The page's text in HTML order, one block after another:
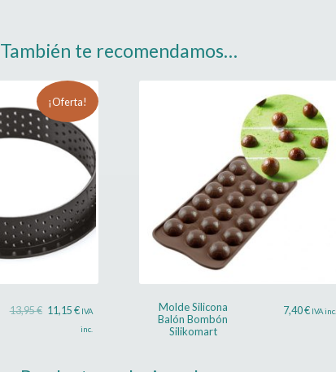
También te recomendamos…
13,95€ El11,15€El
precio
IVA
inc.
¡Oferta!
Molde Silicona
Balón Bombón
Silikomart
7,40€ IVA inc.